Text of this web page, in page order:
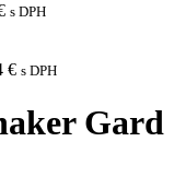
s DPH
€ s DPH
Gard